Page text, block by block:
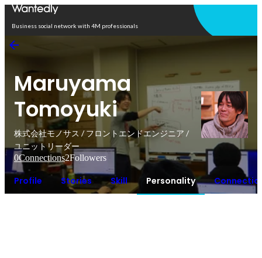
Business social network with 4M professionals
Maruyama
Tomoyuki
株式会社モノサス / フロントエンドエンジニア /
ユニットリーダー
0Connections2Followers
Profile Stories Skill Personality